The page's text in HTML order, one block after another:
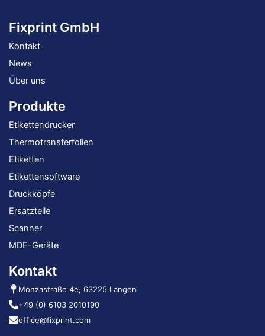
Fixprint GmbH
Kontakt
News
Über uns
Produkte
Etikettendrucker
Thermotransferfolien
Etiketten
Etikettensoftware
Druckköpfe
Ersatzteile
Scanner
MDE-Geräte
Kontakt
Monzastraße 4e, 63225 Langen
+49 (0) 6103 2010190
office@fixprint.com